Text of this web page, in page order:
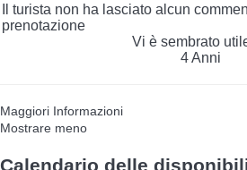
Il turista non ha lasciato alcun
prenotazione
Vi è sembrato
4 Anni
Maggiori Informazioni
Mostrare meno
Calendario delle